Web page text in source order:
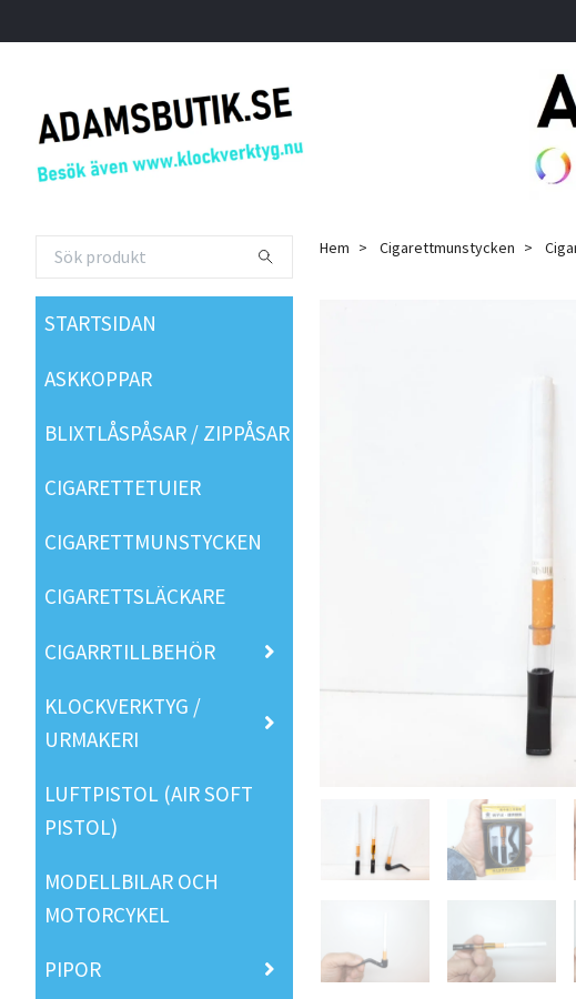
STARTSIDAN
ASKKOPPAR
BLIXTLÅSPÅSAR / ZIPPÅSAR
CIGARETTETUIER
CIGARETTMUNSTYCKEN
CIGARETTSLÄCKARE
CIGARRTILLBEHÖR
KLOCKVERKTYG /
URMAKERI
LUFTPISTOL (AIR SOFT
PISTOL)
MODELLBILAR OCH
MOTORCYKEL
PIPOR
Hem Cigarettmunstycken